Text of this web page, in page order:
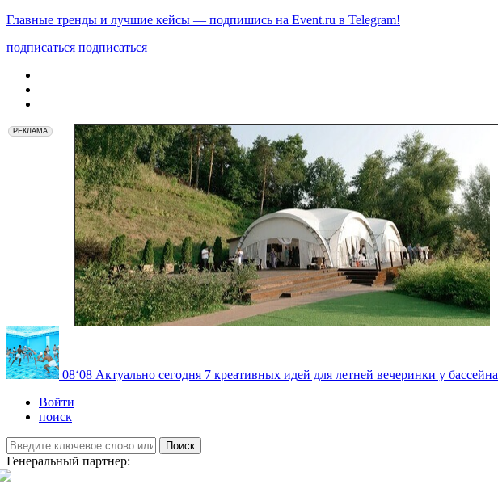
Главные тренды и лучшие кейсы — подпишись на Event.ru в Telegram!
подписаться подписаться
РЕКЛАМА
08‘08 Актуально сегодня 7 креативных идей для летней вечеринки у бассейна
Войти
поиск
Поиск
Генеральный партнер: